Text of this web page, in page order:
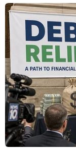
đón cái Tết
trong gần một
cùng ăn, cùng
đồng bào với
Điểm trường
xã Nậm Vì, là
xuống cấp sau
hầu hết bị
hư hỏng.